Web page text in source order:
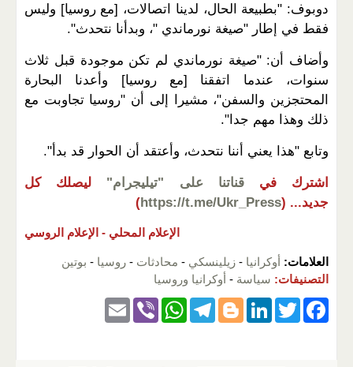
دوبوف: "بطبيعة الحال، لدينا اتصالات، [مع روسيا] وليس
فقط في إطار "صيغة نورماندي "، وبدأنا نتحدث".
وأضاف أن: "صيغة نورماندي لم تكن موجودة قبل ثلاث
سنوات، عندما اتفقنا [مع روسيا] وأعدنا البحارة
المحتجزين والسفن"، مشيرا إلى أن "روسيا تجاوبت مع
ذلك وهذا مهم جدا".
وتابع "هذا يعني أننا نتحدث، وأعتقد أن الحوار قد بدأ".
اشترك في قناتنا على "تيليجرام"
ليصلك كل
جديد... (
https://t.me/Ukr_Press
)
الإعلام المحلي - الإعلام الروسي
العلامات: أوكرانيا - زيلينسكي - محادثات - روسيا - بوتين
التصنيفات: سياسة - أوكرانيا وروسيا
F
T
Li
Bl
T
W
Vi